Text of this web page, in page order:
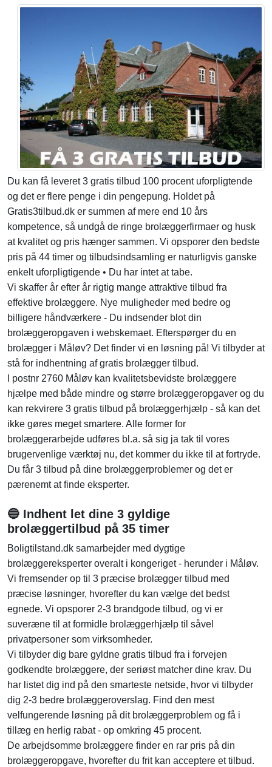
Du kan få leveret 3 gratis tilbud 100 procent uforpligtende
og det er flere penge i din pengepung. Holdet på
Gratis3tilbud.dk er summen af mere end 10 års
kompetence, så undgå de ringe brolæggerfirmaer og husk
at kvalitet og pris hænger sammen. Vi opsporer den bedste
pris på 44 timer og tilbudsindsamling er naturligvis ganske
enkelt uforpligtigende • Du har intet at tabe.
Vi skaffer år efter år rigtig mange attraktive tilbud fra
effektive brolæggere. Nye muligheder med bedre og
billigere håndværkere - Du indsender blot din
brolæggeropgaven i webskemaet. Efterspørger du en
brolægger i Måløv? Det finder vi en løsning på! Vi tilbyder at
stå for indhentning af gratis brolægger tilbud.
I postnr 2760 Måløv kan kvalitetsbevidste brolæggere
hjælpe med både mindre og større brolæggeropgaver og du
kan rekvirere 3 gratis tilbud på brolæggerhjælp - så kan det
ikke gøres meget smartere. Alle former for
brolæggerarbejde udføres bl.a. så sig ja tak til vores
brugervenlige værktøj nu, det kommer du ikke til at fortryde.
Du får 3 tilbud på dine brolæggerproblemer og det er
pærenemt at finde eksperter.
🔵 Indhent let dine 3 gyldige
brolæggertilbud på 35 timer
Boligtilstand.dk samarbejder med dygtige
brolæggereksperter overalt i kongeriget - herunder i Måløv.
Vi fremsender op til 3 præcise brolægger tilbud med
præcise løsninger, hvorefter du kan vælge det bedst
egnede. Vi opsporer 2-3 brandgode tilbud, og vi er
suveræne til at formidle brolæggerhjælp til såvel
privatpersoner som virksomheder.
Vi tilbyder dig bare gyldne gratis tilbud fra i forvejen
godkendte brolæggere, der seriøst matcher dine krav. Du
har listet dig ind på den smarteste netside, hvor vi tilbyder
dig 2-3 bedre brolæggeroverslag. Find den mest
velfungerende løsning på dit brolæggerproblem og få i
tillæg en herlig rabat - op omkring 45 procent.
De arbejdsomme brolæggere finder en rar pris på din
brolæggeropgave, hvorefter du frit kan acceptere et tilbud.